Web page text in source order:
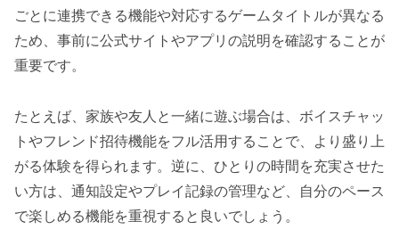
ごとに連携できる機能や対応するゲームタイトルが異なる
ため、事前に公式サイトやアプリの説明を確認することが
重要です。
たとえば、家族や友人と一緒に遊ぶ場合は、ボイスチャッ
トやフレンド招待機能をフル活用することで、より盛り上
がる体験を得られます。逆に、ひとりの時間を充実させた
い方は、通知設定やプレイ記録の管理など、自分のペース
で楽しめる機能を重視すると良いでしょう。